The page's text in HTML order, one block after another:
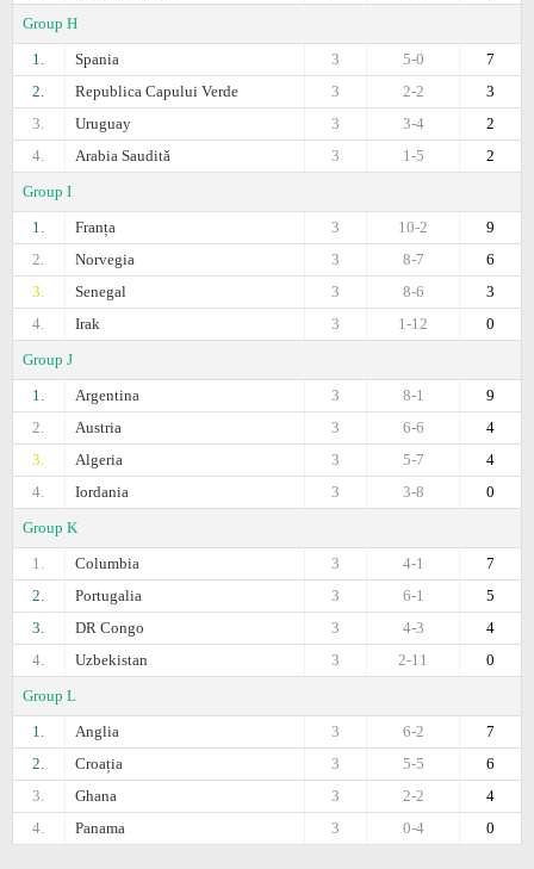
Group H
1.
Spania 7
5-0
3
2.
Republica Capului Verde 3
2-2
3
3.
Uruguay 2
3-4
3
4.
Arabia Saudită 2
1-5
3
Group I
1.
Franța 9
10-2
3
2.
Norvegia 6
8-7
3
3.
Senegal 3
8-6
3
4.
Irak 0
1-12
3
Group J
1.
Argentina 9
8-1
3
2.
Austria 4
6-6
3
3.
Algeria 4
5-7
3
4.
Iordania 0
3-8
3
Group K
1.
Columbia 7
4-1
3
2.
Portugalia 5
6-1
3
3.
DR Congo 4
4-3
3
4.
Uzbekistan 0
2-11
3
Group L
1.
Anglia 7
6-2
3
2.
Croația 6
5-5
3
3.
Ghana 4
2-2
3
4.
Panama 0
0-4
3